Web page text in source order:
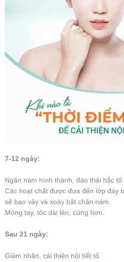
7-12 ngày:
Ngăn nám hình thành, đào thải hắc tố
Các hoạt chất được đưa đến lớp đáy
sẽ bao vây và xoáy bật chân nám.
Móng tay, tóc dài lên, cứng hơn.
Sau 21 ngày:
Giảm nhăn, cải thiện nội tiết tố